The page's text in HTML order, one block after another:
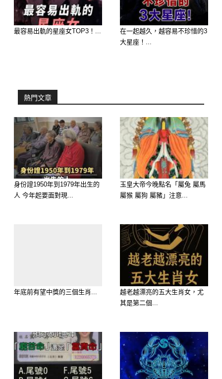
正財、偏財運都不錯，投資小回報、工
作獎金或紅包都有進帳的機會💸
🥈 生肖牛 🐮
穫，適合投資或副業。
建議：保持積極心態，把握每個財運機
會✨
最容易出軌的星座女TOP3！...
在一起越久，越容易不珍惜的3
大星座！...
熱門文章
身份證1950年到1979年出生的
人 今年起要面對現...
玉皇大帝今晚點名「屬兔 屬馬
屬猴 屬狗 屬豬」注意...
年底前有望中獎的三個生肖...
越老越漂亮的五大生肖女，尤
其是第二個...